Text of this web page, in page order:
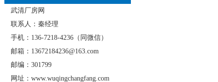
武清厂房网
联系人：秦经理
手机：136-7218-4236（同微信）
邮箱：13672184236@163.com
邮编：301799
网址：www.wuqingchangfang.com